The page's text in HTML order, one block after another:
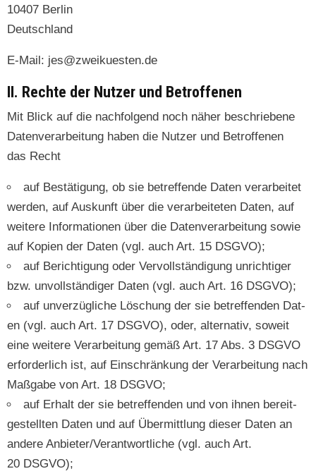
10407 Berlin
Deutschland
E‑Mail: jes@zweikuesten.de
II. Rechte der Nutzer und Betroffenen
Mit Blick auf die nach­fol­gend noch näher beschriebene
Daten­ver­ar­beitung haben die Nutzer und Betrof­fe­nen
das Recht
auf Bestä­ti­gung, ob sie betr­e­f­fende Dat­en ver­ar­beit­et
wer­den, auf Auskun­ft über die ver­ar­beit­eten Dat­en, auf
weit­ere Infor­ma­tio­nen über die Daten­ver­ar­beitung sowie
auf Kopi­en der Dat­en (vgl. auch Art. 15 DSGVO);
auf Berich­ti­gung oder Ver­voll­ständi­gung unrichtiger
bzw. unvoll­ständi­ger Dat­en (vgl. auch Art. 16 DSGVO);
auf unverzügliche Löschung der sie betr­e­f­fend­en Dat­
en (vgl. auch Art. 17 DSGVO), oder, alter­na­tiv, soweit
eine weit­ere Ver­ar­beitung gemäß Art. 17 Abs. 3 DSGVO
erforder­lich ist, auf Ein­schränkung der Ver­ar­beitung nach
Maß­gabe von Art. 18 DSGVO;
auf Erhalt der sie betr­e­f­fend­en und von ihnen bere­it­
gestell­ten Dat­en und auf Über­mit­tlung dieser Dat­en an
andere Anbieter/Verantwortliche (vgl. auch Art.
20 DSGVO);